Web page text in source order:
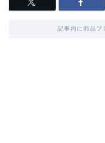
記事内に商品プ